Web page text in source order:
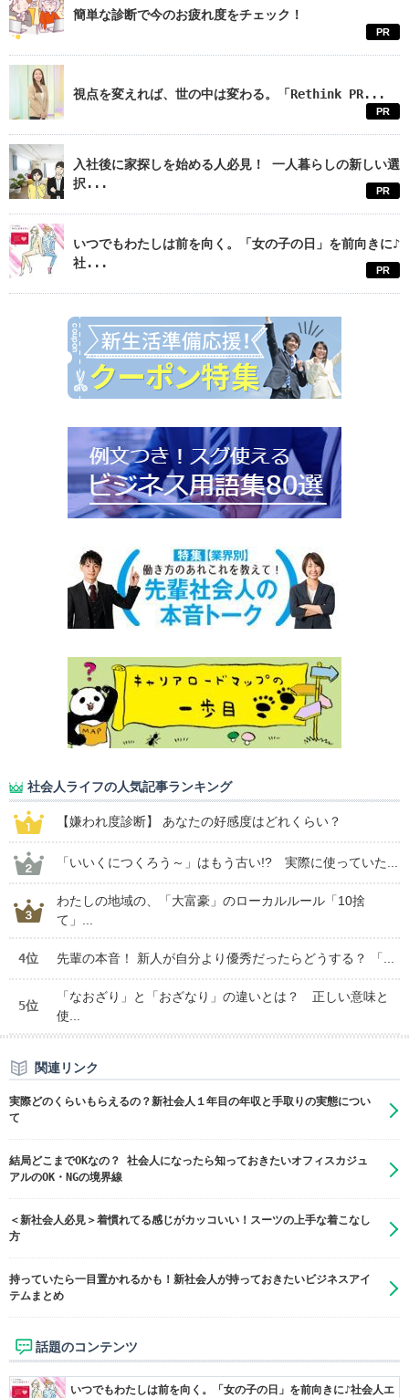
簡単な診断で今のお疲れ度をチェック！
PR
視点を変えれば、世の中は変わる。「Rethink PR...
PR
入社後に家探しを始める人必見！ 一人暮らしの新しい選
択...
PR
いつでもわたしは前を向く。「女の子の日」を前向きに♪
社...
PR
社会人ライフの人気記事ランキング
【嫌われ度診断】 あなたの好感度はどれくらい？
「いいくにつくろう～」はもう古い!? 実際に使っていた...
わたしの地域の、「大富豪」のローカルルール「10捨
て」...
4位 先輩の本音！ 新人が自分より優秀だったらどうする？ 「...
5位
「なおざり」と「おざなり」の違いとは？ 正しい意味と
使...
関連リンク
実際どのくらいもらえるの？新社会人１年目の年収と手取りの実態につい
て
結局どこまでOKなの？ 社会人になったら知っておきたいオフィスカジュ
アルのOK・NGの境界線
＜新社会人必見＞着慣れてる感じがカッコいい！スーツの上手な着こなし
方
持っていたら一目置かれるかも！新社会人が持っておきたいビジネスアイ
テムまとめ
話題のコンテンツ
いつでもわたしは前を向く。「女の子の日」を前向きに♪社会人エ